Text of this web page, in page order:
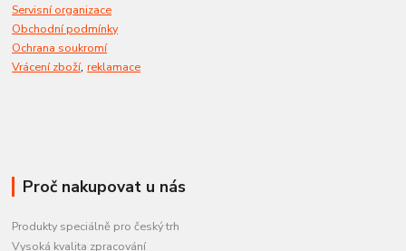
Servisní organizace
Obchodní podmínky
Ochrana soukromí
Vrácení zboží,reklamace
Proč nakupovat u nás
Produkty speciálně pro český trh
Vysoká kvalita zpracování